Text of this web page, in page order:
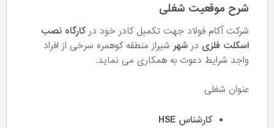
شرح موقعیت شغلی
شرکت آکام فولاد جهت تکمیل کادر خود در کارگاه نصب
اسکلت فلزی در شهر شیراز منطقه کوهمره سرخی از افراد
واجد شرایط دعوت به همکاری می نماید.
عنوان شغلی
کارشناس HSE